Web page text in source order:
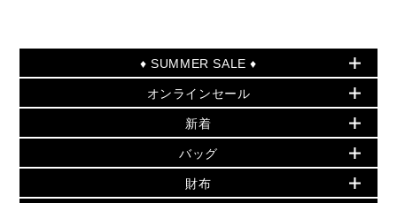
♦ SUMMER SALE ♦
セールおすすめアイテム
▶ ウィメンズ
バッグ
小物
オンラインセール
PRODUCT OF THE MONTH - 今月の特別価格
再値下げアイテム
追加アイテム
新着
夏のスタイル
▶ すべて
バッグ
人気の定番アイテム
財布